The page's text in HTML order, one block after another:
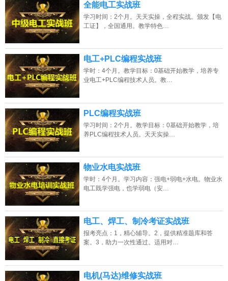
全能电工实战班
学习时间：2个月。天天实操，全程实战。颁发【电
工证】，全国通用。教学特色…
电工+PLC编程实战班
学时：4个月。教学目标：0基础开始教学，培养专
业电工+PLC编程技术人员。教…
PLC编程实战班
学习时间：2个月。教学目标：0基础开始教学，培
养PLC编程技术人员。天天实操…
物业水电实战班
学时：4个月。学习内容：强电+弱电+水电。物业水
电工既学强电，也学弱电（安…
电工、焊工、制冷考证实战班
报考亮点：1，精心辅导。2，提供精准题库和答
案。3，助力一次性通过。适用对…
电机(马达)维修实战班